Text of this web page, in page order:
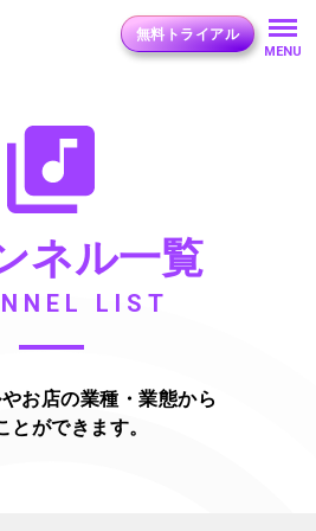
無料トライアル
MENU
ネル一覧
LIST
お店の業種・業態から
とができます。